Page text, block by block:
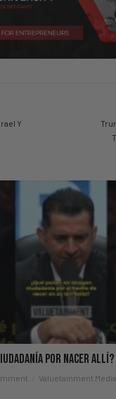
Y
Por Nacer Allí?
Valuetainment Media